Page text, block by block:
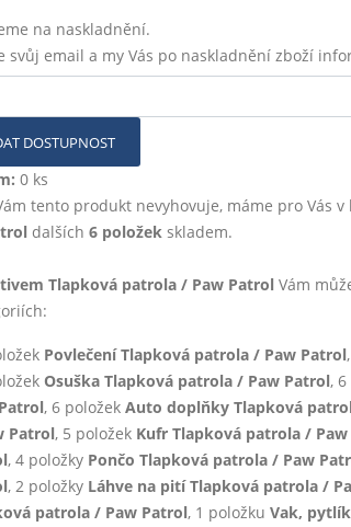
na naskladnění.
svůj email a my Vás po naskladnění zboží
DOSTUPNOST
0 ks
tento produkt nevyhovuje, máme pro Vás v
dalších 6 položekskladem.
Tlapková patrola / Paw PatrolVám
Povlečení Tlapková patrola / Paw Patrol
Osuška Tlapková patrola / Paw Patrol,
, 6 položek Auto doplňky Tlapková
Patrol, 5 položek Kufr Tlapková patrola /
, 4 položky Pončo Tlapková patrola / Paw
, 2 položky Láhve na pití Tlapková patrola /
patrola / Paw Patrol, 1 položku Vak,